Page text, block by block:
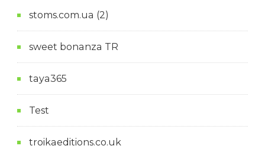
stoms.com.ua (2)
sweet bonanza TR
taya365
Test
troikaeditions.co.uk